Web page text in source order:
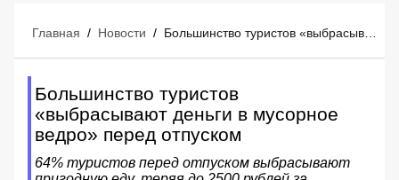
Главная / Новости /
Большинство туристов
«выбрасывают деньги в мусорное
ведро» перед отпуском
64% туристов перед отпуском выбрасывают